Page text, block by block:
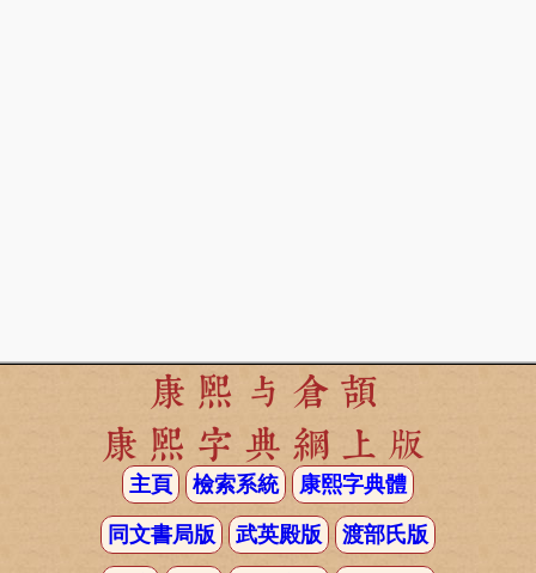
康熙与倉頡
康熙字典網上版
主頁 檢索系統 康熙字典體
同文書局版 武英殿版 渡部氏版